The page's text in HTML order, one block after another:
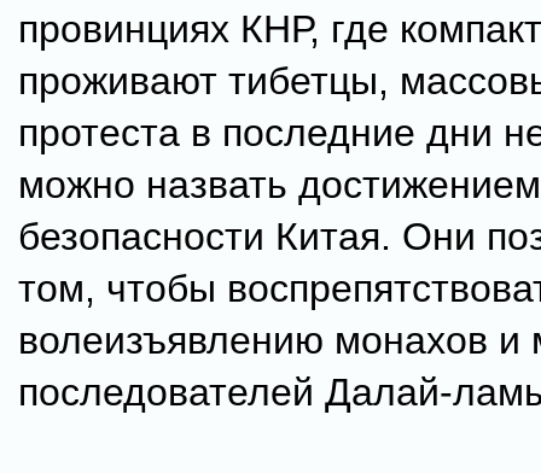
провинциях КНР, где
проживают тибетцы,
протеста в последние дни
можно назвать
безопасности Китая. Они
том, чтобы
волеизъявлению монахов и
последователей Далай-